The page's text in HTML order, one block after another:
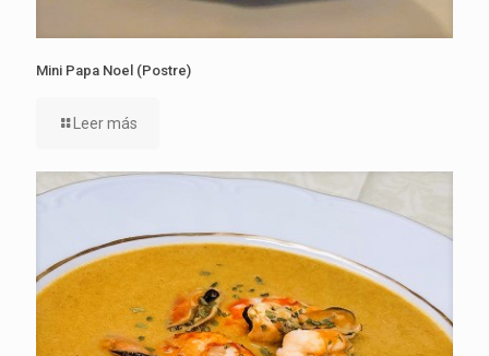
Mini Papa Noel (Postre)
Leer más